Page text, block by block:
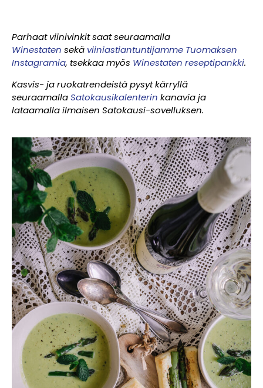
Parhaat viinivinkit saat seuraamalla
Winestaten sekä viiniastiantuntijamme Tuomaksen
Instagramia, tsekkaa myös Winestaten reseptipankki.
Kasvis- ja ruokatrendeistä pysyt kärryllä
seuraamallaSatokausikalenterin kanavia ja
lataamalla ilmaisen Satokausi-sovelluksen.